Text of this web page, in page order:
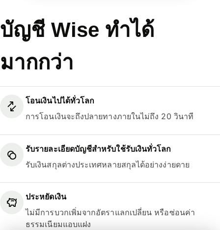
บัญชี Wise ทำได้
มากกว่า
โอนเงินไปได้ทั่วโลก
การโอนเงินจะถึงปลายทางภายในไม่ถึง 20 วินาที
รับรายละเอียดบัญชีสำหรับใช้รับเงินทั่วโลก
รับเงินสกุลต่างประเทศหลายสกุลได้อย่างง่ายดาย
ประหยัดเงิน
ไม่มีการบวกเพิ่มจากอัตราแลกเปลี่ยน หรือซ่อนค่า
ธรรมเนียมแอบแฝง